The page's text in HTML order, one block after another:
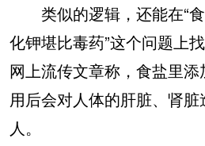
类似的逻辑，还能在“食
化钾堪比毒药”这个问题上
网上流传文章称，食盐里
用后会对人体的肝脏、肾
人。